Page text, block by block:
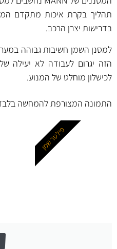
תהליך בקרת איכות מתקדם
בדרישות יצרן הרכב.
למסנן השמן חשיבות גבוהה
הזה יגרום לעבודה לא יעילה
לכישלון מוחלט של המנוע.
התמונה המצורפת להמחשה
פילטר שמן